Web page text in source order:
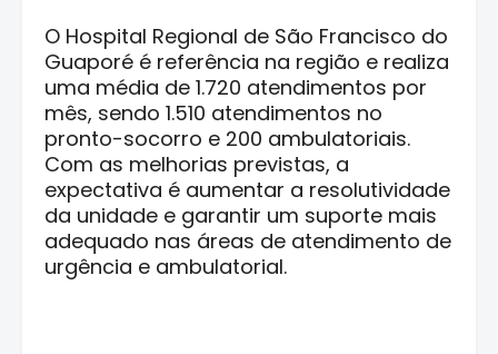
O Hospital Regional de São Francisco do
Guaporé é referência na região e realiza
uma média de 1.720 atendimentos por
mês, sendo 1.510 atendimentos no
pronto-socorro e 200 ambulatoriais.
Com as melhorias previstas, a
expectativa é aumentar a resolutividade
da unidade e garantir um suporte mais
adequado nas áreas de atendimento de
urgência e ambulatorial.